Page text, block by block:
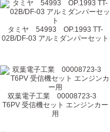
タミヤ 54993 OP.1993 TT-
02B/DF-03 アルミダンパーセット
双葉電子工業 00008723-3
T6PV 受信機セット エンジンカー
用